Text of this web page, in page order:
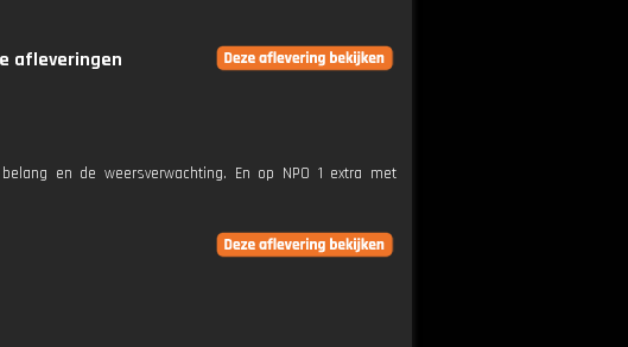
afleveringen
en de weersverwachting. En op NPO 1 extra met